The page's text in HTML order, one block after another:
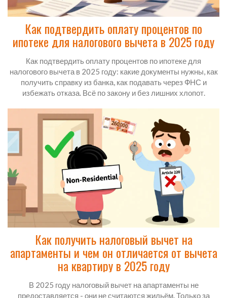
Как подтвердить оплату процентов по
ипотеке для налогового вычета в 2025 году
Как подтвердить оплату процентов по ипотеке для
налогового вычета в 2025 году: какие документы нужны, как
получить справку из банка, как подавать через ФНС и
избежать отказа. Всё по закону и без лишних хлопот.
Как получить налоговый вычет на
апартаменты и чем он отличается от вычета
на квартиру в 2025 году
В 2025 году налоговый вычет на апартаменты не
предоставляется - они не считаются жильём. Только за